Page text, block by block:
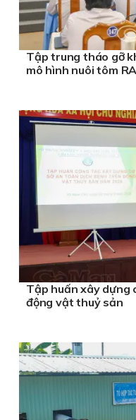
Tập trung tháo gỡ
mô hình nuôi tôm
Tập huấn xây dựng
động vật thuỷ sản